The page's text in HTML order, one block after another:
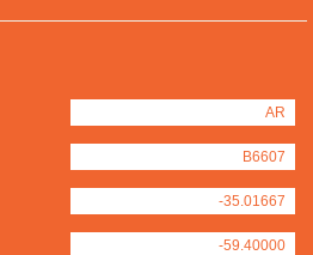
AR
B6607
-35.01667
-59.40000